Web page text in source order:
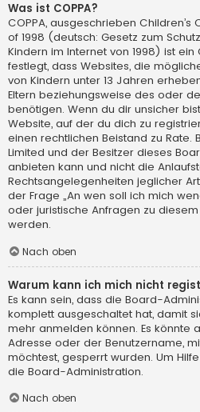
Was ist COPPA?
COPPA, ausgeschrieben Children’s
of 1998 (deutsch: Gesetz zum
Kindern im Internet von 1998) ist ein
festlegt, dass Websites, die
von Kindern unter 13 Jahren
Eltern beziehungsweise des oder
benötigen. Wenn du dir unsicher
Website, auf der du dich zu
einen rechtlichen Beistand zu Rate.
Limited und der Besitzer dieses
anbieten kann und nicht die
Rechtsangelegenheiten jeglicher
der Frage „An wen soll ich mich
oder juristische Anfragen zu
werden.
Nach oben
Warum kann ich mich nicht
Es kann sein, dass die Board-
komplett ausgeschaltet hat, damit
mehr anmelden können. Es könnte
Adresse oder der Benutzername,
möchtest, gesperrt wurden. Um
die Board-Administration.
Nach oben